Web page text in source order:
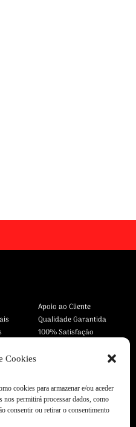
Cookies
cookies para armazenar e/ou aceder
nos permitirá processar dados, como
consentir ou retirar o consentimento
Apoio ao Cliente
Qualidade Garantida
100% Satisfação